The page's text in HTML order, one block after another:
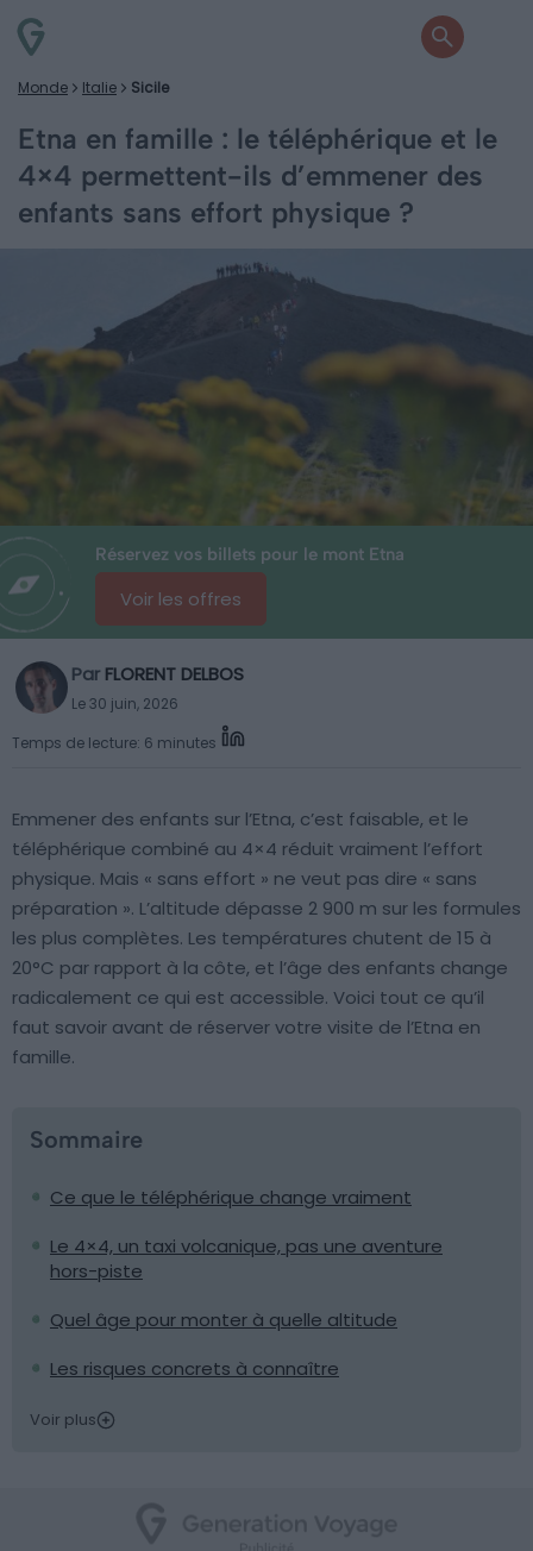
Monde Italie Sicile
Etna en famille : le téléphérique et le
4×4 permettent-ils d’emmener des
enfants sans effort physique ?
Réservez vos billets pour le mont Etna
Voir les offres
Par FLORENT DELBOS
Le 30 juin, 2026
Temps de lecture: 6 minutes
Emmener des enfants sur l’Etna, c’est faisable, et le
téléphérique combiné au 4×4 réduit vraiment l’effort
physique. Mais « sans effort » ne veut pas dire « sans
préparation ». L’altitude dépasse 2 900 m sur les formules
les plus complètes. Les températures chutent de 15 à
20°C par rapport à la côte, et l’âge des enfants change
radicalement ce qui est accessible. Voici tout ce qu’il
faut savoir avant de réserver votre visite de l’Etna en
famille.
Sommaire
Ce que le téléphérique change vraiment
Le 4×4, un taxi volcanique, pas une aventure
hors-piste
Quel âge pour monter à quelle altitude
Les risques concrets à connaître
Voir plus